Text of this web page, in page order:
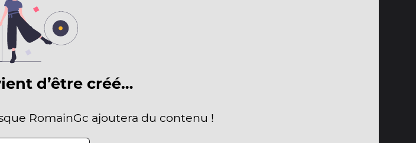
d’être créé…
RomainGc ajoutera du contenu !